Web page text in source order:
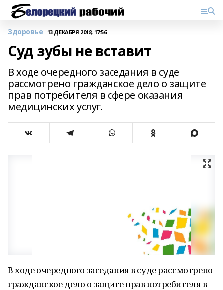
Здоровье 13 ДЕКАБРЯ 2018, 17:56
Суд зубы не вставит
В ходе очередного заседания в суде
рассмотрено гражданское дело о защите
прав потребителя в сфере оказания
медицинских услуг.
В ходе очередного заседания в суде рассмотрено
гражданское дело о защите прав потребителя в